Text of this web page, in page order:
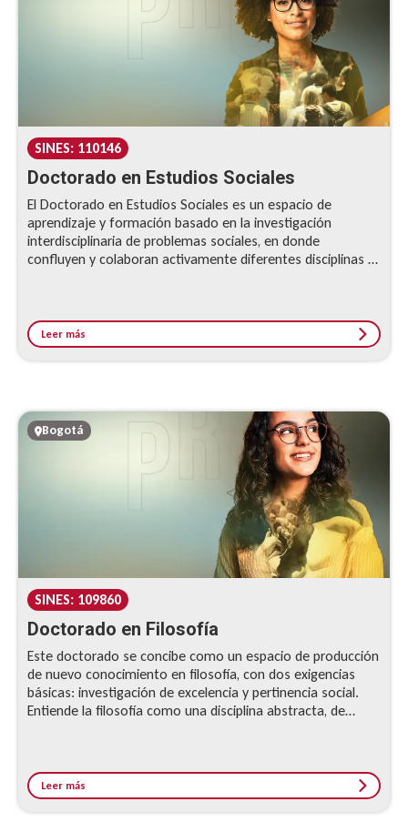
SINES: 110146
Doctorado en Estudios Sociales
El Doctorado en Estudios Sociales es un espacio de
aprendizaje y formación basado en la investigación
interdisciplinaria de problemas sociales, en donde
confluyen y colaboran activamente diferentes disciplinas y
realización de investigaciones que provean una mirada
compleja y diversificada de lo social. Se caracteriza por la
comprensión de las problemáticas del país y de la región.
Gracias a la figura de Escuela Doctoral, que permite una
real integración entre los niveles de maestría y doctorado,
lo estudiantes del DES podrán recibir la titulación en
nuestra Maestría en Estudios Sociales, como parte del
Leer más
Bogotá
SINES: 109860
Doctorado en Filosofía
Este doctorado se concibe como un espacio de producción
de nuevo conocimiento en filosofía, con dos exigencias
básicas: investigación de excelencia y pertinencia social.
Entiende la filosofía como una disciplina abstracta, de
Leer más